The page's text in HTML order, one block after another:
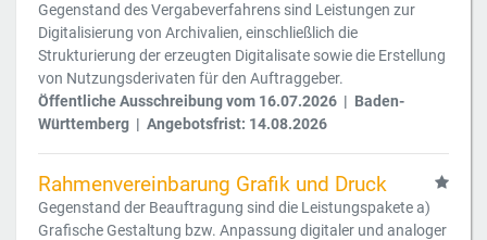
Gegenstand des Vergabeverfahrens sind Leistungen zur
Digitalisierung von Archivalien, einschließlich die
Strukturierung der erzeugten Digitalisate sowie die Erstellung
von Nutzungsderivaten für den Auftraggeber.
Öffentliche Ausschreibung vom 16.07.2026 | Baden-
Württemberg | Angebotsfrist: 14.08.2026
Rahmenvereinbarung Grafik und Druck
Gegenstand der Beauftragung sind die Leistungspakete a)
Grafische Gestaltung bzw. Anpassung digitaler und analoger